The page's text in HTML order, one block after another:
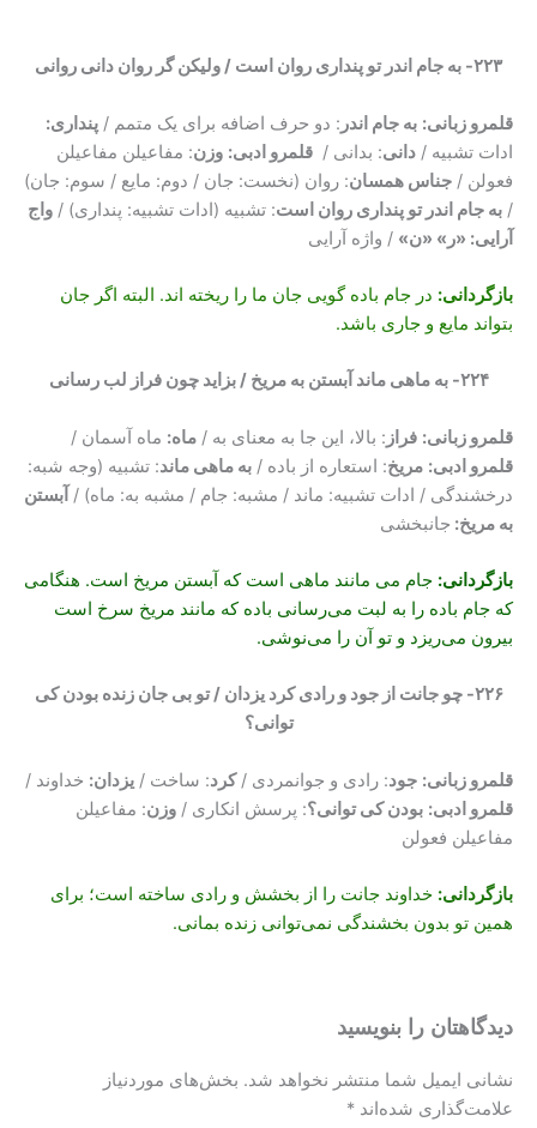
۲۲۳- به جام اندر تو پنداری روان است / ولیکن گر روان دانی روانی
قلمرو زبانی: به جام اندر : دو حرف اضافه برای یک متمم / پنداری:
ادات تشبیه / دانی: بدانی / قلمرو ادبی: وزن: مفاعیلن مفاعیلن
فعولن / جناس همسان: روان (نخست: جان / دوم: مایع / سوم: جان)
/ به جام اندر تو پنداری روان است: تشبیه (ادات تشبیه: پنداری) / واج
آرایی: «ر» «ن» / واژه آرایی
بازگردانی: در جام باده گویی جان ما را ریخته اند. البته اگر جان
بتواند مایع و جاری باشد.
۲۲۴- به ماهی ماند آبستن به مریخ / بزاید چون فراز لب رسانی
قلمرو زبانی: فراز : بالا، این جا به معنای به / ماه: ماه آسمان /
قلمرو ادبی: مریخ: استعاره از باده / به ماهی ماند: تشبیه (وجه شبه:
درخشندگی / ادات تشبیه: ماند / مشبه: جام / مشبه به: ماه) / آبستن
به مریخ: جانبخشی
بازگردانی: جام می مانند ماهی است که آبستن مریخ است. هنگامی
که جام باده را به لبت می‌رسانی باده که مانند مریخ سرخ است
بیرون می‌ریزد و تو آن را می‌نوشی.
۲۲۶- چو جانت از جود و رادی کرد یزدان / تو بی جان زنده بودن کی
توانی؟
قلمرو زبانی: جود: رادی و جوانمردی /کرد: ساخت / یزدان: خداوند /
قلمرو ادبی: بودن کی توانی؟: پرسش انکاری / وزن: مفاعیلن
مفاعیلن فعولن
بازگردانی: خداوند جانت را از بخشش و رادی ساخته است؛ برای
همین تو بدون بخشندگی نمی‌توانی زنده بمانی.
دیدگاهتان را بنویسید
نشانی ایمیل شما منتشر نخواهد شد. بخش‌های موردنیاز
علامت‌گذاری شده‌اند *